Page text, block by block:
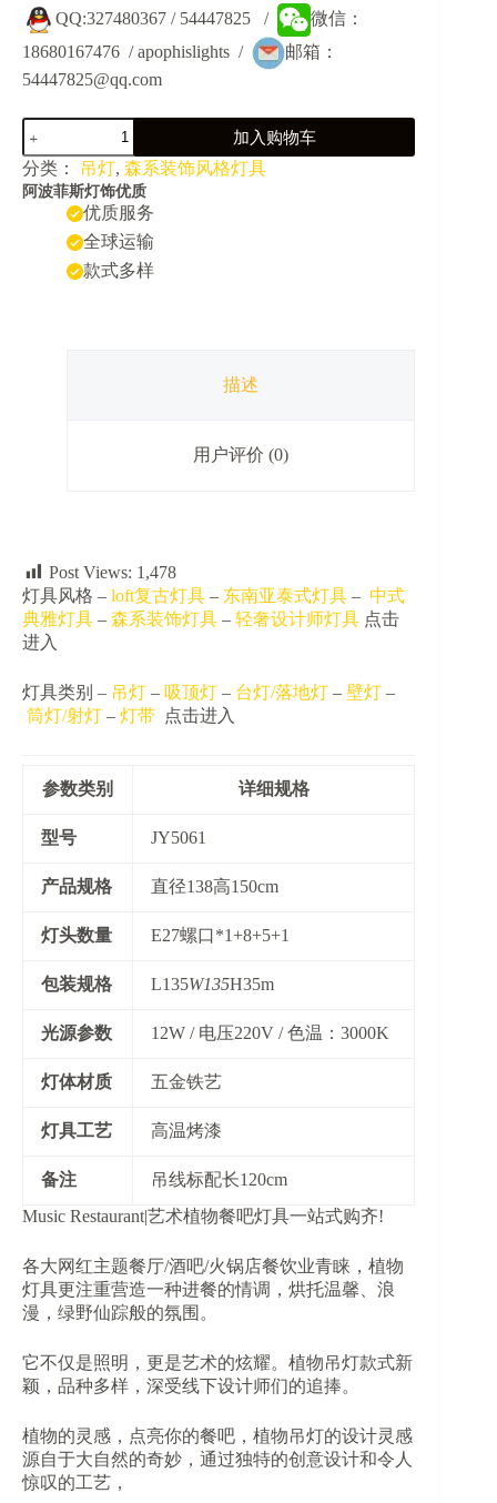
QQ:327480367 / 54447825 /
微信：
18680167476 / apophislights /
邮箱：
54447825@qq.com
JY5061-
植
物
音
加入购物车
分类： 吊灯, 森系装饰风格灯具
阿波菲斯灯饰优质
优质服务
全球运输
款式多样
描述
用户评价 (0)
Post Views: 1,478
灯具风格 – loft复古灯具 – 东南亚泰式灯具 – 中式
典雅灯具 – 森系装饰灯具 – 轻奢设计师灯具 点击
进入
灯具类别 – 吊灯 – 吸顶灯 – 台灯/落地灯 – 壁灯 –
筒灯/射灯 – 灯带 点击进入
参数类别 详细规格
​型号​ JY5061
​产品规格​ 直径138高150cm
​灯头数量​ E27螺口*1+8+5+1
​包装规格​ L135W135H35m
​光源参数​ 12W / 电压220V / 色温：3000K
​灯体材质​ 五金铁艺
​灯具工艺​ 高温烤漆
​备注​
吊线标配长120cm
Music Restaurant|艺术植物餐吧灯具一站式购齐!
各大网红主题餐厅/酒吧/火锅店餐饮业青睐，植物
灯具更注重营造一种进餐的情调，烘托温馨、浪
漫，绿野仙踪般的氛围。
它不仅是照明，更是艺术的炫耀。植物吊灯款式新
颖，品种多样，深受线下设计师们的追捧。
植物的灵感，点亮你的餐吧，植物吊灯的设计灵感
源自于大自然的奇妙，通过独特的创意设计和令人
惊叹的工艺，